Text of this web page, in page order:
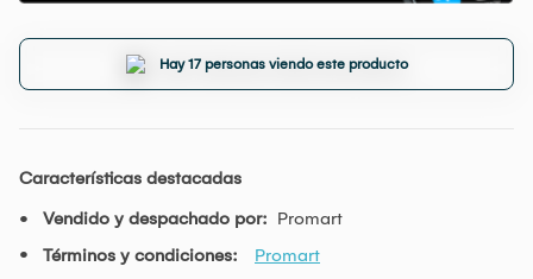
Hay 17 personas viendo este producto
Características destacadas
Vendido y despachado por: Promart
Términos y condiciones:
Promart